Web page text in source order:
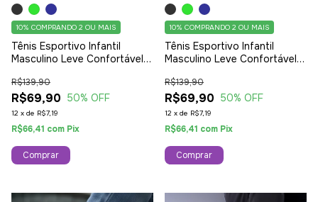
Tênis Esportivo Infantil
Masculino Leve Confortável
R$69,90
R$139,90
50% OFF
12 x de R$7,19
10% COMPRANDO 2 OU MAIS
R$66,41 com Pix
Comprar
Tênis Esportivo Infantil
Masculino Leve Confortável
R$69,90
R$139,90
50% OFF
12 x de R$7,19
10% COMPRANDO 2 OU MAIS
R$66,41 com Pix
Comprar